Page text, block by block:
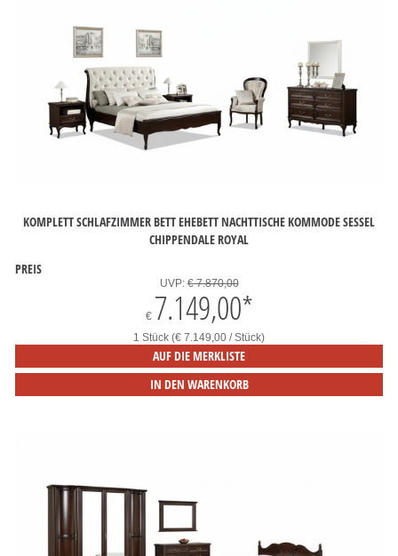
KOMPLETT SCHLAFZIMMER BETT EHEBETT NACHTTISCHE KOMMODE SESSEL
CHIPPENDALE ROYAL
PREIS
UVP:€ 7.870,00
€ 7.149,00*
1 Stück (€ 7.149,00 / Stück)
AUF DIE MERKLISTE
IN DEN WARENKORB